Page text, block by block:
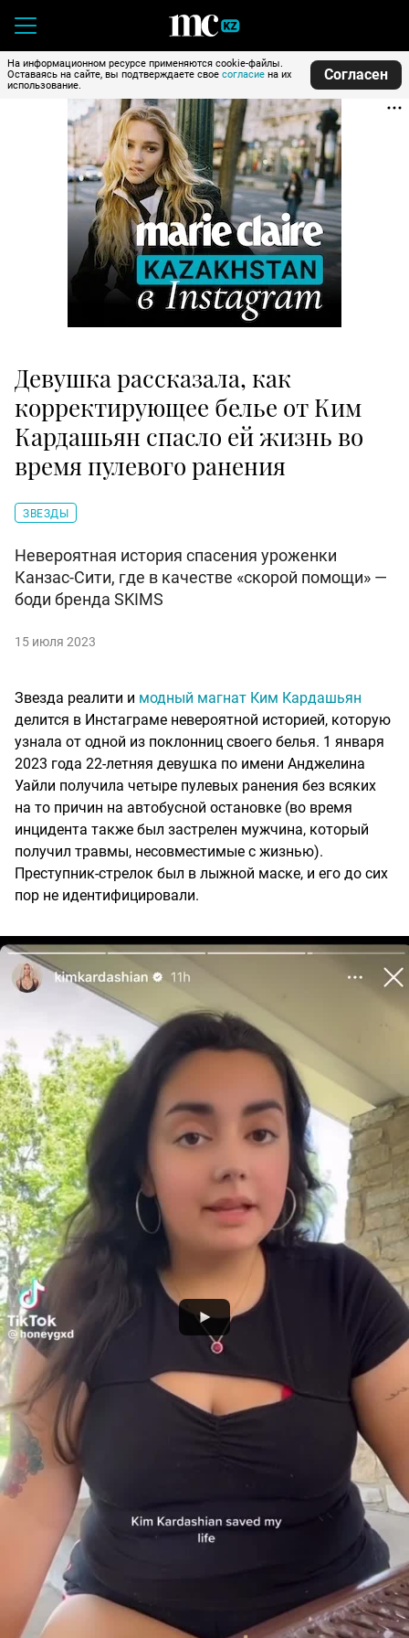
На информационном ресурсе применяются cookie-файлы.
Оставаясь на сайте, вы подтверждаете свое согласие на их
использование.
Согласен
Девушка рассказала, как
корректирующее белье от Ким
Кардашьян спасло ей жизнь во
время пулевого ранения
ЗВЕЗДЫ
Невероятная история спасения уроженки
Канзас-Сити, где в качестве «скорой помощи» —
боди бренда SKIMS
15 июля 2023
Звезда реалити и модный магнат Ким Кардашьян
делится в Инстаграме невероятной историей, которую
узнала от одной из поклонниц своего белья. 1 января
2023 года 22-летняя девушка по имени Анджелина
Уайли получила четыре пулевых ранения без всяких
на то причин на автобусной остановке (во время
инцидента также был застрелен мужчина, который
получил травмы, несовместимые с жизнью).
Преступник-стрелок был в лыжной маске, и его до сих
пор не идентифицировали.